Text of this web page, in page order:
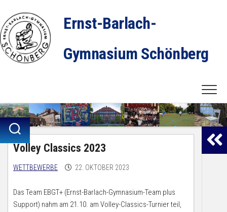
content
Ernst-Barlach-
Gymnasium Schönberg
Volley Classics 2023
WETTBEWERBE 22. OKTOBER 2023
Das Team EBGT+ (Ernst-Barlach-Gymnasium-Team plus
Support) nahm am 21.10. am Volley-Classics-Turnier teil,